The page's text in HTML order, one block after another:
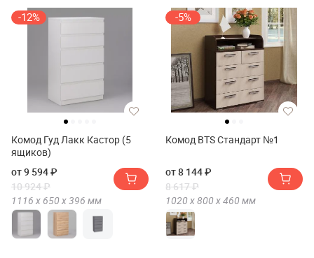
-12%
Комод Гуд Лакк Кастор (5
ящиков)
от 9 594 ₽
10 924 ₽
1116 х 650 х396 мм
-5%
Комод BTS Стандарт №1
от 8 144 ₽
8 617 ₽
1020 х800 х460 мм